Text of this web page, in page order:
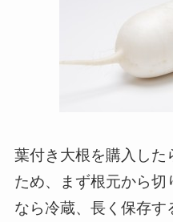
葉付き大根を購入した
ため、まず根元から切
なら冷蔵、長く保存す